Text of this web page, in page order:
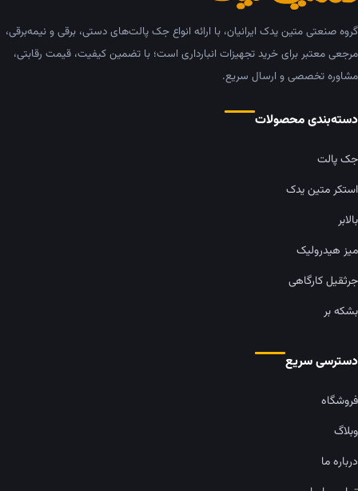
گروه صنعتی متین یدک ایرانیان، با ارائه انواع جک پالت‌های دستی، برقی و نیمه‌برقی،
مرجعی معتبر برای خرید تجهیزات انبارداری است؛ با تضمین کیفیت، قیمت رقابتی،
مشاوره تخصصی و ارسال سریع.
دسته‌بندی محصولات
جک پالت
استکر متین یدک
بالابر
میز هیدرولیک
جرثقیل کارگاهی
بشکه بر
دسترسی سریع
فروشگاه
وبلاگ
درباره ما